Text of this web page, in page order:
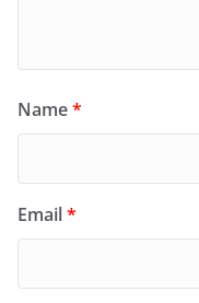
Name*
Email*